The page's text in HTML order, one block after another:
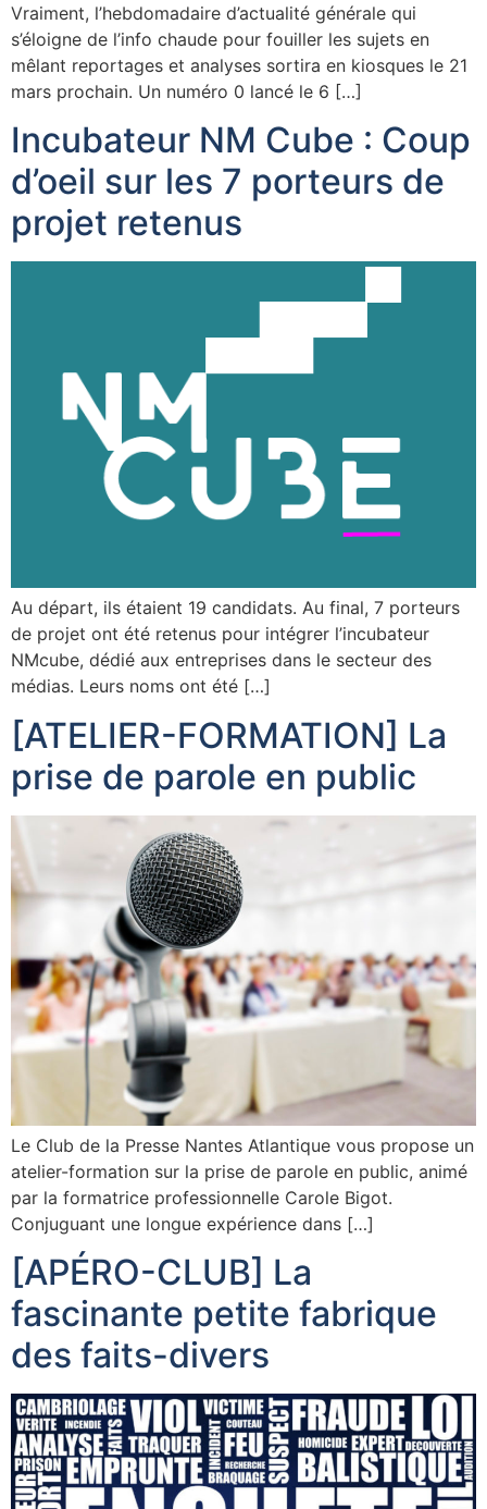
Vraiment, l’hebdomadaire d’actualité générale qui
s’éloigne de l’info chaude pour fouiller les sujets en
mêlant reportages et analyses sortira en kiosques le 21
mars prochain. Un numéro 0 lancé le 6 […]
Incubateur NM Cube : Coup
d’oeil sur les 7 porteurs de
projet retenus
Au départ, ils étaient 19 candidats. Au final, 7 porteurs
de projet ont été retenus pour intégrer l’incubateur
NMcube, dédié aux entreprises dans le secteur des
médias. Leurs noms ont été […]
[ATELIER-FORMATION] La
prise de parole en public
Le Club de la Presse Nantes Atlantique vous propose un
atelier-formation sur la prise de parole en public, animé
par la formatrice professionnelle Carole Bigot.
Conjuguant une longue expérience dans […]
[APÉRO-CLUB] La
fascinante petite fabrique
des faits-divers